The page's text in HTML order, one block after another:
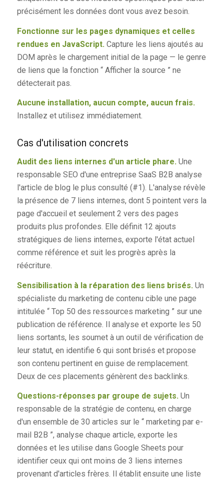
précisément les données dont vous avez besoin.
Fonctionne sur les pages dynamiques et celles
rendues en JavaScript.Capture les liens ajoutés au
DOM après le chargement initial de la page — le genre
de liens que la fonction “ Afficher la source ” ne
détecterait pas.
Aucune installation, aucun compte, aucun frais.
Installez et utilisez immédiatement.
Cas d'utilisation concrets
Audit des liens internes d'un article phare.Une
responsable SEO d'une entreprise SaaS B2B analyse
l'article de blog le plus consulté (#1). L'analyse révèle
la présence de 7 liens internes, dont 5 pointent vers la
page d'accueil et seulement 2 vers des pages
produits plus profondes. Elle définit 12 ajouts
stratégiques de liens internes, exporte l'état actuel
comme référence et suit les progrès après la
réécriture.
Sensibilisation à la réparation des liens brisés. Un
spécialiste du marketing de contenu cible une page
intitulée “ Top 50 des ressources marketing ” sur une
publication de référence. Il analyse et exporte les 50
liens sortants, les soumet à un outil de vérification de
leur statut, en identifie 6 qui sont brisés et propose
son contenu pertinent en guise de remplacement.
Deux de ces placements génèrent des backlinks.
Questions-réponses par groupe de sujets.Un
responsable de la stratégie de contenu, en charge
d'un ensemble de 30 articles sur le “ marketing par e-
mail B2B ”, analyse chaque article, exporte les
données et les utilise dans Google Sheets pour
identifier ceux qui ont moins de 3 liens internes
provenant d'articles frères. Il établit ensuite une liste